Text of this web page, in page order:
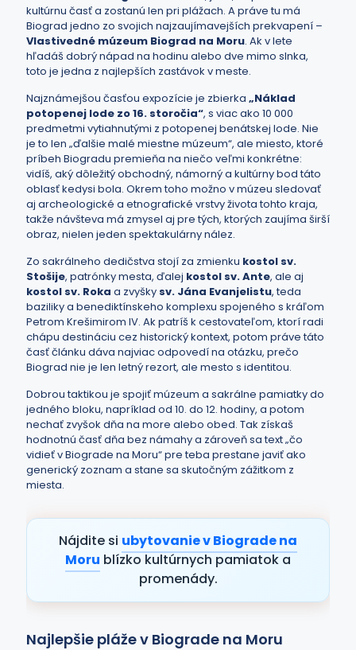
kultúrnu časť a zostanú len pri plážach. A práve tu má
Biograd jedno zo svojich najzaujímavejších prekvapení –
Vlastivedné múzeum Biograd na Moru. Ak v lete
hľadáš dobrý nápad na hodinu alebo dve mimo slnka,
toto je jedna z najlepších zastávok v meste.
Najznámejšou časťou expozície je zbierka „Náklad
potopenej lode zo 16. storočia“, s viac ako 10 000
predmetmi vytiahnutými z potopenej benátskej lode. Nie
je to len „ďalšie malé miestne múzeum“, ale miesto, ktoré
príbeh Biogradu premieňa na niečo veľmi konkrétne:
vidíš, aký dôležitý obchodný, námorný a kultúrny bod táto
oblasť kedysi bola. Okrem toho možno v múzeu sledovať
aj archeologické a etnografické vrstvy života tohto kraja,
takže návšteva má zmysel aj pre tých, ktorých zaujíma širší
obraz, nielen jeden spektakulárny nález.
Zo sakrálneho dedičstva stojí za zmienku kostol sv.
Stošije, patrónky mesta, ďalej kostol sv. Ante, ale aj
kostol sv. Roka a zvyšky sv. Jána Evanjelistu, teda
baziliky a benediktínskeho komplexu spojeného s kráľom
Petrom Krešimirom IV. Ak patríš k cestovateľom, ktorí radi
chápu destináciu cez historický kontext, potom práve táto
časť článku dáva najviac odpovedí na otázku, prečo
Biograd nie je len letný rezort, ale mesto s identitou.
Dobrou taktikou je spojiť múzeum a sakrálne pamiatky do
jedného bloku, napríklad od 10. do 12. hodiny, a potom
nechať zvyšok dňa na more alebo obed. Tak získaš
hodnotnú časť dňa bez námahy a zároveň sa text „čo
vidieť v Biograde na Moru“ pre teba prestane javiť ako
generický zoznam a stane sa skutočným zážitkom z
miesta.
Nájdite si ubytovanie v Biograde na
Moru blízko kultúrnych pamiatok a
promenády.
Najlepšie pláže v Biograde na Moru